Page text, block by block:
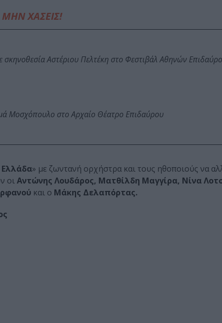
ΜΗΝ ΧΑΣΕΙΣ!
σκηνοθεσία Αστέριου Πελτέκη στο Φεστιβάλ Αθηνών
Μοσχόπουλο στο Αρχαίο Θέατρο Επιδαύρου
Ελλάδα» με ζωντανή ορχήστρα και τους ηθοποιούς να
οιΑντώνης Λουδάρος, Ματθίλδη Μαγγίρα, Νίνα
και ο Μάκης Δελαπόρτας.